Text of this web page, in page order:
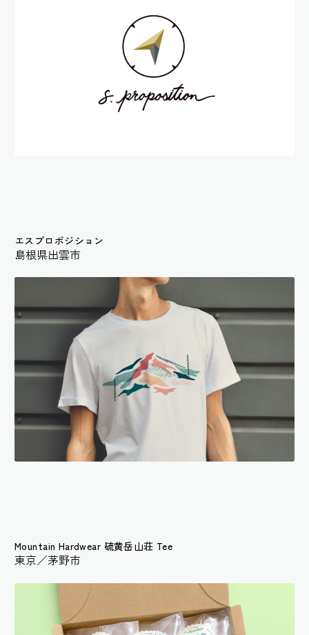
エスプロポジション
島根県出雲市
Mountain Hardwear 硫黄岳山荘 Tee
東京／茅野市